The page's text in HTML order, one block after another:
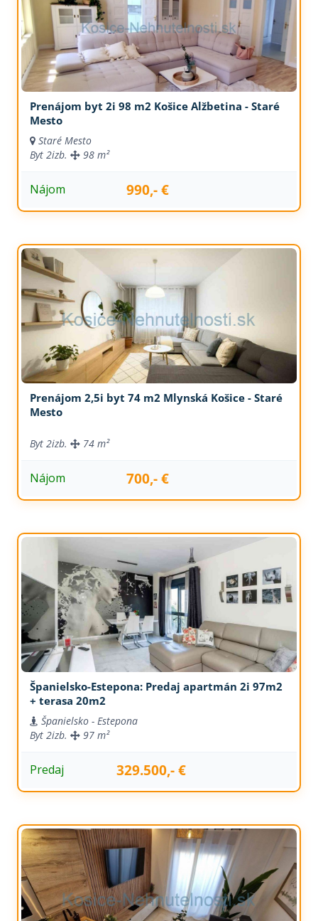
Prenájom byt 2i 98 m2 Košice Alžbetina - Staré
Mesto
Staré Mesto
Byt 2izb. 98 m²
Nájom 990,- €
Prenájom 2,5i byt 74 m2 Mlynská Košice - Staré
Mesto
Byt 2izb. 74 m²
Nájom 700,- €
Španielsko-Estepona: Predaj apartmán 2i 97m2
+ terasa 20m2
Španielsko - Estepona
Byt 2izb. 97 m²
Predaj 329.500,- €